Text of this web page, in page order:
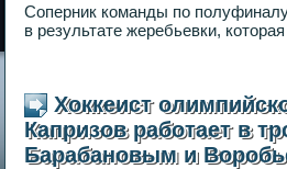
Соперник команды по
в результате жеребьевки,
Хоккеист
Капризов работает в
Барабановым и